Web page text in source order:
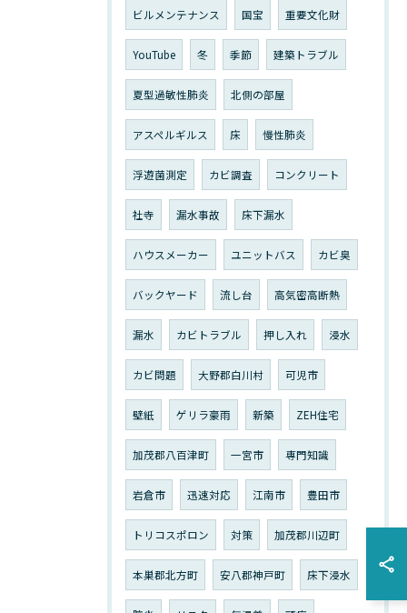
ビルメンテナンス 国宝 重要文化財
YouTube 冬 季節 建築トラブル
夏型過敏性肺炎 北側の部屋
アスペルギルス 床 慢性肺炎
浮遊菌測定 カビ調査 コンクリート
社寺 漏水事故 床下漏水
ハウスメーカー ユニットバス カビ臭
バックヤード 流し台 高気密高断熱
漏水 カビトラブル 押し入れ 浸水
カビ問題 大野郡白川村 可児市
壁紙 ゲリラ豪雨 新築 ZEH住宅
加茂郡八百津町 一宮市 専門知識
岩倉市 迅速対応 江南市 豊田市
トリコスポロン 対策 加茂郡川辺町
本巣郡北方町 安八郡神戸町 床下浸水